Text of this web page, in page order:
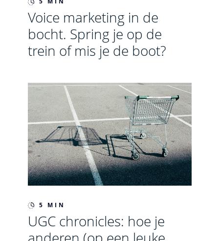
Voice marketing in de
bocht. Spring je op de
trein of mis je de boot?
5 MIN
UGC chronicles: hoe je